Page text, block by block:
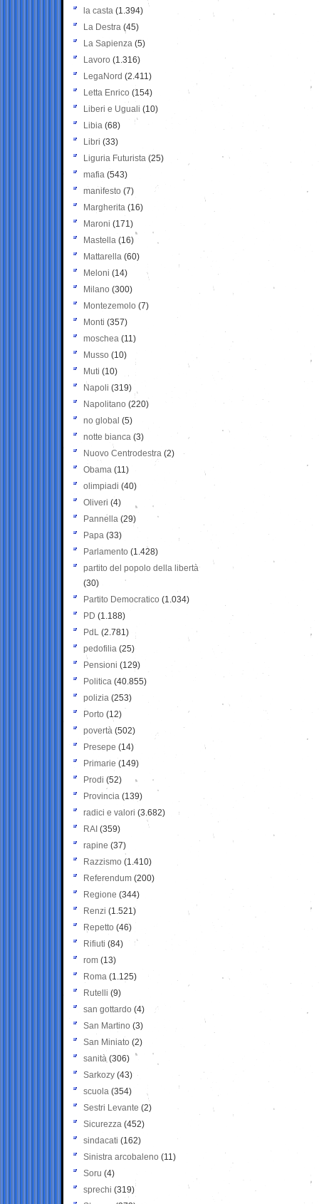
la casta (1.394)
La Destra (45)
La Sapienza (5)
Lavoro (1.316)
LegaNord (2.411)
Letta Enrico (154)
Liberi e Uguali (10)
Libia (68)
Libri (33)
Liguria Futurista (25)
mafia (543)
manifesto (7)
Margherita (16)
Maroni (171)
Mastella (16)
Mattarella (60)
Meloni (14)
Milano (300)
Montezemolo (7)
Monti (357)
moschea (11)
Musso (10)
Muti (10)
Napoli (319)
Napolitano (220)
no global (5)
notte bianca (3)
Nuovo Centrodestra (2)
Obama (11)
olimpiadi (40)
Oliveri (4)
Pannella (29)
Papa (33)
Parlamento (1.428)
partito del popolo della libertà
(30)
Partito Democratico (1.034)
PD (1.188)
PdL (2.781)
pedofilia (25)
Pensioni (129)
Politica (40.855)
polizia (253)
Porto (12)
povertà (502)
Presepe (14)
Primarie (149)
Prodi (52)
Provincia (139)
radici e valori (3.682)
RAI (359)
rapine (37)
Razzismo (1.410)
Referendum (200)
Regione (344)
Renzi (1.521)
Repetto (46)
Rifiuti (84)
rom (13)
Roma (1.125)
Rutelli (9)
san gottardo (4)
San Martino (3)
San Miniato (2)
sanità (306)
Sarkozy (43)
scuola (354)
Sestri Levante (2)
Sicurezza (452)
sindacati (162)
Sinistra arcobaleno (11)
Soru (4)
sprechi (319)